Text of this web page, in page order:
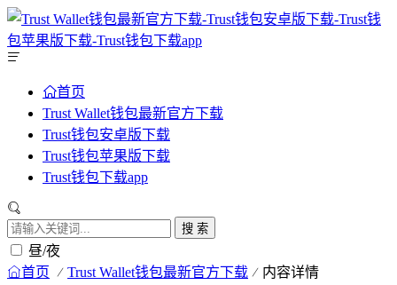
首页
Trust Wallet钱包最新官方下载
Trust钱包安卓版下载
Trust钱包苹果版下载
Trust钱包下载app
搜 索
昼/夜
首页 Trust Wallet钱包最新官方下载 内容详情